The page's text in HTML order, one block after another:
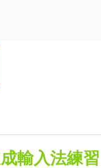
輸入法練習